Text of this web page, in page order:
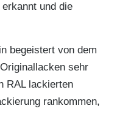
und die
begeistert von dem
sehr
RAL lackierten
rankommen,